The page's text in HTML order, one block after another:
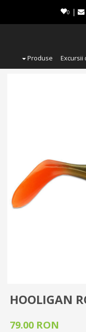
0 |
Produse Excursii
HOOLIGAN
79.00 RON